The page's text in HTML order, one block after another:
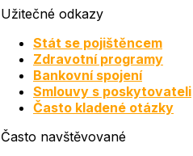
Užitečné odkazy
Stát se pojištěncem
Zdravotní programy
Bankovní spojení
Smlouvy s poskytovateli
Často kladené otázky
Často navštěvované